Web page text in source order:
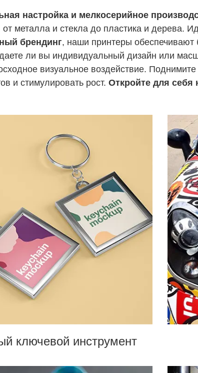
настройка и мелкосерийное
металла и стекла до пластика и дерева.
брендинг, наши принтеры обеспечивают
ли вы индивидуальный дизайн или
визуальное воздействие.
и стимулировать рост. Откройте для себя
ключевой инструмент